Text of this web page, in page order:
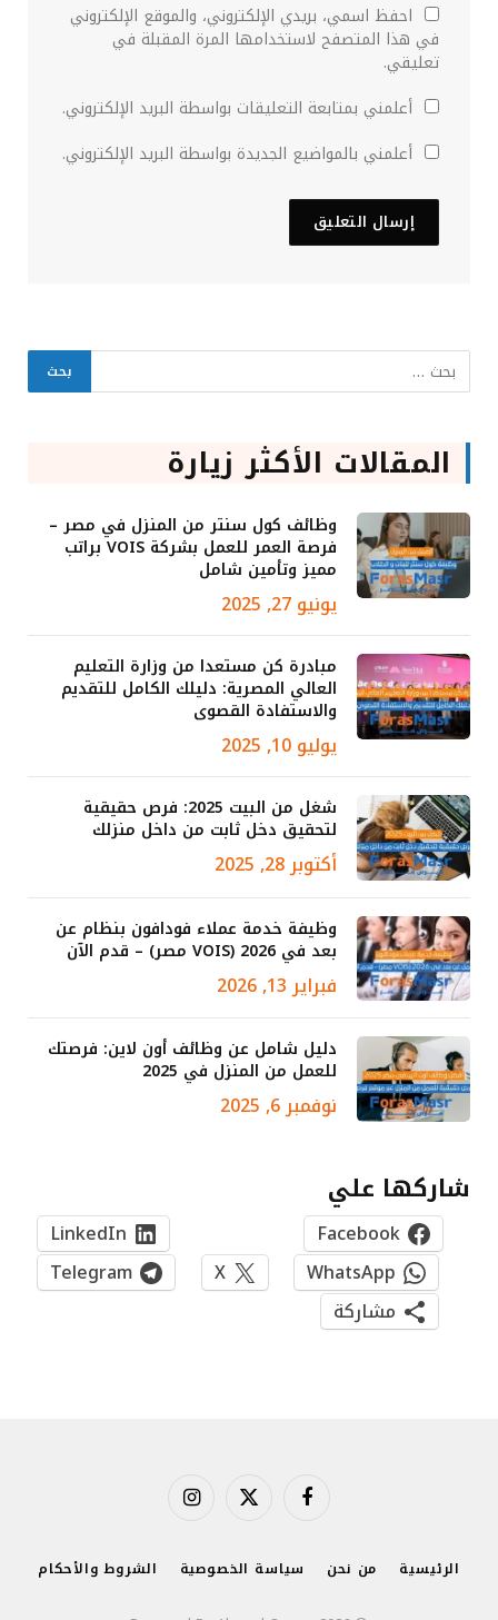
احفظ اسمي، بريدي الإلكتروني، والموقع الإلكتروني
في هذا المتصفح لاستخدامها المرة المقبلة في
تعليقي.
أعلمني بمتابعة التعليقات بواسطة البريد الإلكتروني.
أعلمني بالمواضيع الجديدة بواسطة البريد الإلكتروني.
المقالات الأكثر زيارة
وظائف كول سنتر من المنزل في مصر –
فرصة العمر للعمل بشركة VOIS براتب
مميز وتأمين شامل
يونيو 27, 2025
مبادرة كن مستعدا من وزارة التعليم
العالي المصرية: دليلك الكامل للتقديم
والاستفادة القصوى
يوليو 10, 2025
شغل من البيت 2025: فرص حقيقية
لتحقيق دخل ثابت من داخل منزلك
أكتوبر 28, 2025
وظيفة خدمة عملاء فودافون بنظام عن
بعد في 2026 (VOIS مصر) – قدم الآن
فبراير 13, 2026
دليل شامل عن وظائف أون لاين: فرصتك
للعمل من المنزل في 2025
نوفمبر 6, 2025
شاركها علي
Facebook
LinkedIn
WhatsApp
X
Telegram
مشاركة
فيسبوك X الانستغرام
الرئيسية من نحن سياسة الخصوصية الشروط والأحكام